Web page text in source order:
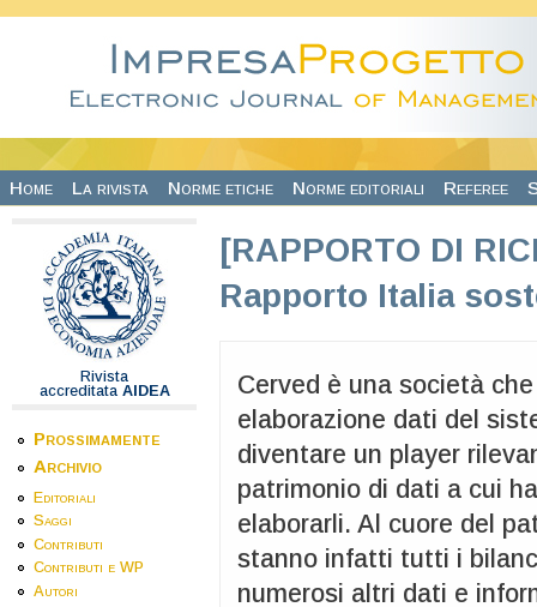
Home La rivista Norme etiche Norme editoriali Referee
Rivista
accreditata AIDEA
Prossimamente
Archivio
Editoriali
Saggi
Contributi
Contributi e WP
Autori
[RAPPORTO DI
Rapporto Italia
Cerved è una società
elaborazione dati del
diventare un player
patrimonio di dati a cui
elaborarli. Al cuore del
stanno infatti tutti i
numerosi altri dati e